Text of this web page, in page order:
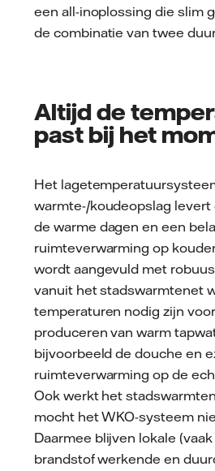
een all-inoplossing die slim
de combinatie van twee
Altijd de
past bij het
Het
warmte-/koudeopslag levert
de warme dagen en een
ruimteverwarming op
wordt aangevuld met
vanuit het stadswarmtenet
temperaturen nodig zijn
produceren van warm
bijvoorbeeld de douche en
ruimteverwarming op de
Ook werkt het
mocht het WKO-systeem
Daarmee blijven lokale
brandstof werkende en